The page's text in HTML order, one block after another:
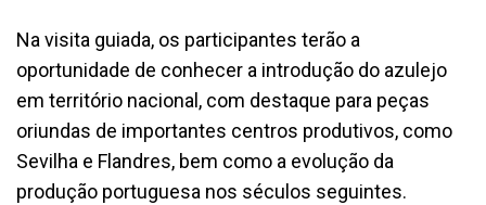
Na visita guiada, os participantes terão a
oportunidade de conhecer a introdução do azulejo
em território nacional, com destaque para peças
oriundas de importantes centros produtivos, como
Sevilha e Flandres, bem como a evolução da
produção portuguesa nos séculos seguintes.